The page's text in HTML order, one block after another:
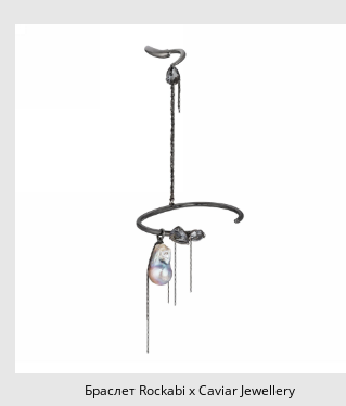
Браслет Rockabi x Caviar Jewellery